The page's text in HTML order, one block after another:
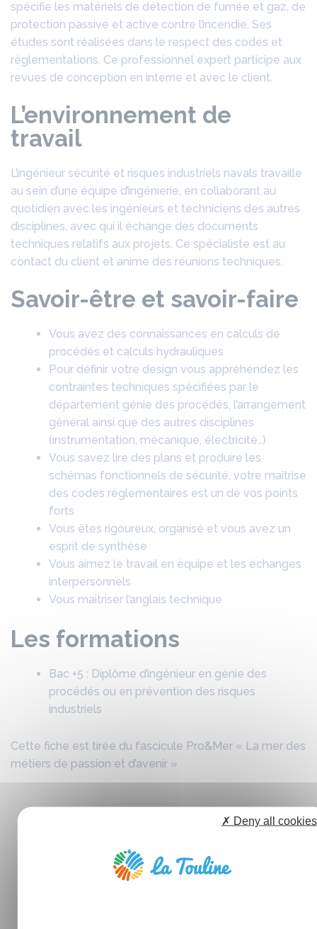
spécifie les matériels de détection de fumée et gaz, de
protection passive et active contre l’incendie. Ses
études sont réalisées dans le respect des codes et
réglementations. Ce professionnel expert participe aux
revues de conception en interne et avec le client.
L’environnement de
travail
L’ingénieur sécurité et risques industriels navals travaille
au sein d’une équipe d’ingénierie, en collaborant au
quotidien avec les ingénieurs et techniciens des autres
disciplines, avec qui il échange des documents
techniques relatifs aux projets. Ce spécialiste est au
contact du client et anime des réunions techniques.
Savoir-être et savoir-faire
Vous avez des connaissances en calculs de
procédés et calculs hydrauliques
Pour définir votre design vous appréhendez les
contraintes techniques spécifiées par le
département génie des procédés, l’arrangement
général ainsi que des autres disciplines
(instrumentation, mécanique, électricité…)
Vous savez lire des plans et produire les
schémas fonctionnels de sécurité, votre maîtrise
des codes réglementaires est un de vos points
forts
Vous êtes rigoureux, organisé et vous avez un
esprit de synthèse
Vous aimez le travail en équipe et les échanges
interpersonnels
Vous maîtriser l’anglais technique
Les formations
Bac +5 : Diplôme d’ingénieur en génie des
procédés ou en prévention des risques
industriels
Cette fiche est tirée du fascicule Pro&Mer « La mer des
métiers de passion et d’avenir »
Perspective d'évolution
✗ Deny all cookies